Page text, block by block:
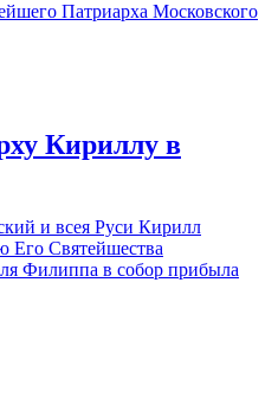
Патриарха Московского
Кириллу в
и всея Руси Кирилл
Его Святейшества
Филиппа в собор прибыла